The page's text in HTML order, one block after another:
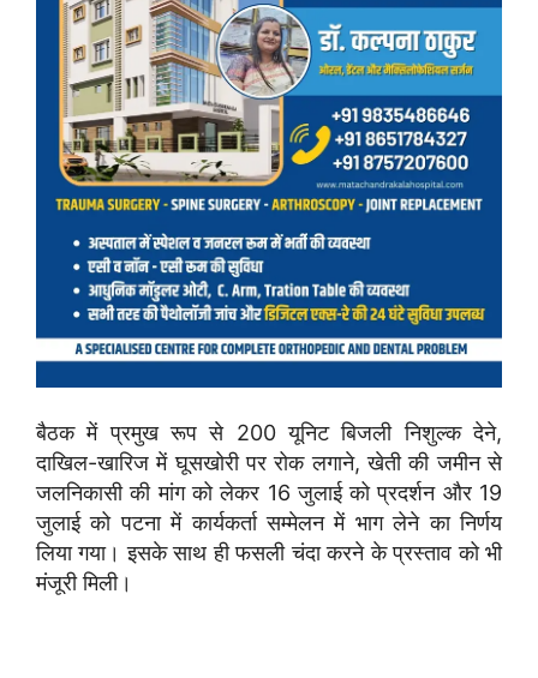
बैठक में प्रमुख रूप से 200 यूनिट बिजली निशुल्क देने,
दाखिल-खारिज में घूसखोरी पर रोक लगाने, खेती की जमीन से
जलनिकासी की मांग को लेकर 16 जुलाई को प्रदर्शन और 19
जुलाई को पटना में कार्यकर्ता सम्मेलन में भाग लेने का निर्णय
लिया गया। इसके साथ ही फसली चंदा करने के प्रस्ताव को भी
मंजूरी मिली।